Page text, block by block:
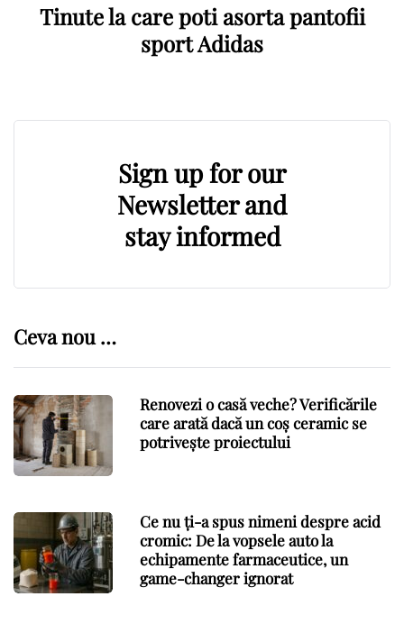
Tinute la care poti asorta pantofii
sport Adidas
Sign up for our
Newsletter and
stay informed
Ceva nou …
Renovezi o casă veche? Verificările
care arată dacă un coș ceramic se
potrivește proiectului
Ce nu ți-a spus nimeni despre acid
cromic: De la vopsele auto la
echipamente farmaceutice, un
game-changer ignorat